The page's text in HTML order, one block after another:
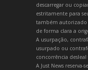
descarregar ou
estritamente para
também autorizado
de forma clara a
A usurpação,
usurpado ou
concorrência
A Just News